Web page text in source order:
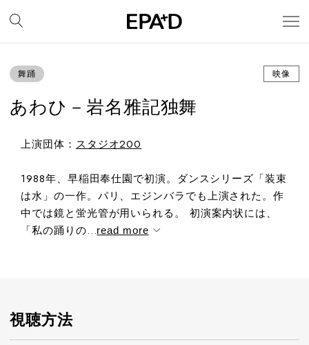
舞踊 映像
あわひ－岩名雅記独舞
上演団体： スタジオ200
1988年、早稲田奉仕園で初演。ダンスシリーズ「装束
は水」の一作。パリ、エジンバラでも上演された。作
中では鏡と蛍光管が用いられる。 初演案内状には、
「私の踊りの...read more
視聴方法